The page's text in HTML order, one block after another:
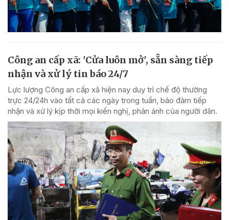
Công an cấp xã: 'Cửa luôn mở', sẵn sàng tiếp
nhận và xử lý tin báo 24/7
Lực lượng Công an cấp xã hiện nay duy trì chế độ thường
trực 24/24h vào tất cả các ngày trong tuần, bảo đảm tiếp
nhận và xử lý kịp thời mọi kiến nghị, phản ánh của người dân.